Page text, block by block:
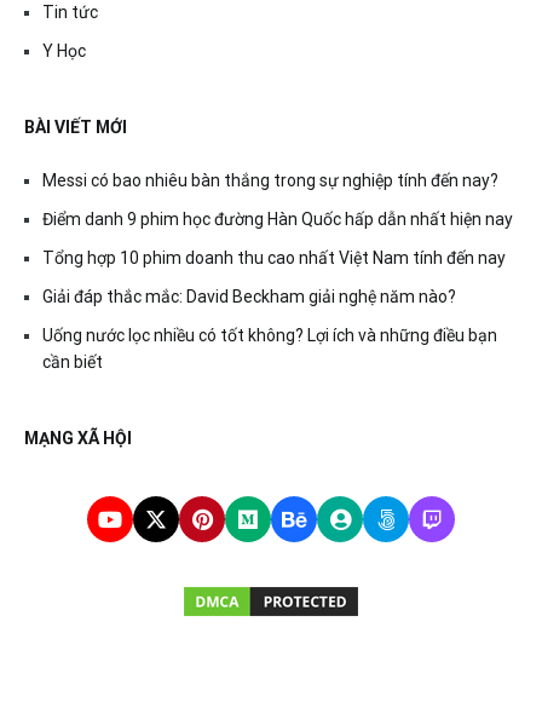
Tin tức
Y Học
BÀI VIẾT MỚI
Messi có bao nhiêu bàn thắng trong sự nghiệp tính đến nay?
Điểm danh 9 phim học đường Hàn Quốc hấp dẫn nhất hiện nay
Tổng hợp 10 phim doanh thu cao nhất Việt Nam tính đến nay
Giải đáp thắc mắc: David Beckham giải nghệ năm nào?
Uống nước lọc nhiều có tốt không? Lợi ích và những điều bạn
cần biết
MẠNG XÃ HỘI